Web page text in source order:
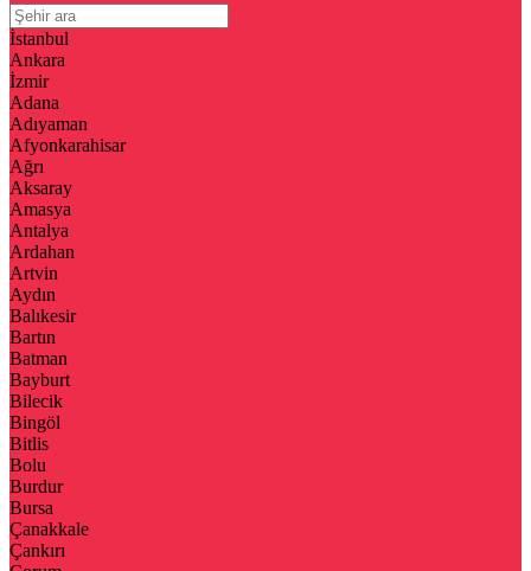
İstanbul
Ankara
İzmir
Adana
Adıyaman
Afyonkarahisar
Ağrı
Aksaray
Amasya
Antalya
Ardahan
Artvin
Aydın
Balıkesir
Bartın
Batman
Bayburt
Bilecik
Bingöl
Bitlis
Bolu
Burdur
Bursa
Çanakkale
Çankırı